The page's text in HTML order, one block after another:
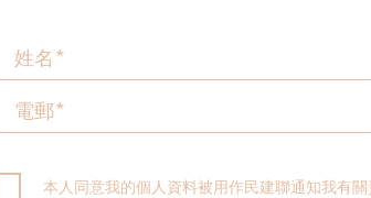
本人同意我的個人資料被用作民建聯通知我有關